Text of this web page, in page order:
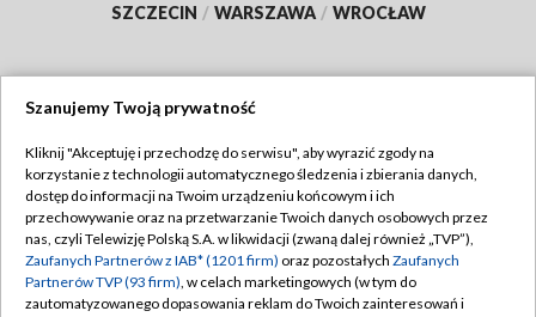
SZCZECIN / WARSZAWA / WROCŁAW
TVP
Abonament TVP
Emisja w TVP
Centrum informacji TVP
Regulamin TVP
Polityka prywatności
Moje zgody
Szanujemy Twoją prywatność
Kliknij "Akceptuję i przechodzę do serwisu", aby wyrazić zgody na
korzystanie z technologii automatycznego śledzenia i zbierania danych,
dostęp do informacji na Twoim urządzeniu końcowym i ich
przechowywanie oraz na przetwarzanie Twoich danych osobowych przez
nas, czyli Telewizję Polską S.A. w likwidacji (zwaną dalej również „TVP”),
Zaufanych Partnerów z IAB* (1201 firm) oraz pozostałych Zaufanych
Partnerów TVP (93 firm), w celach marketingowych (w tym do
zautomatyzowanego dopasowania reklam do Twoich zainteresowań i